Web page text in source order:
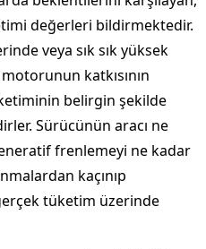
değerleri bildirmektedir.
veya sık sık yüksek
motorunun katkısının
belirgin şekilde
Sürücünün aracı ne
frenlemeyi ne kadar
kaçınıp
tüketim üzerinde